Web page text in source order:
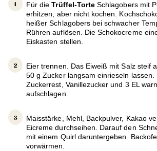
Für dieTrüffel-Torte Schlagobers mit
erhitzen, aber nicht kochen.
heißer Schlagobers bei schwacher
Rühren auflösen. Die Schokocreme
Eiskasten stellen.
Eier trennen. Das Eiweiß mit Salz steif
50 g Zucker langsam einrieseln lassen.
Zuckerrest, Vanillezucker und 3 EL
aufschlagen.
Maisstärke, Mehl, Backpulver, Kakao
Eicreme durchseihen. Darauf den
mit einem Quirl daruntergeben.
vorwärmen.